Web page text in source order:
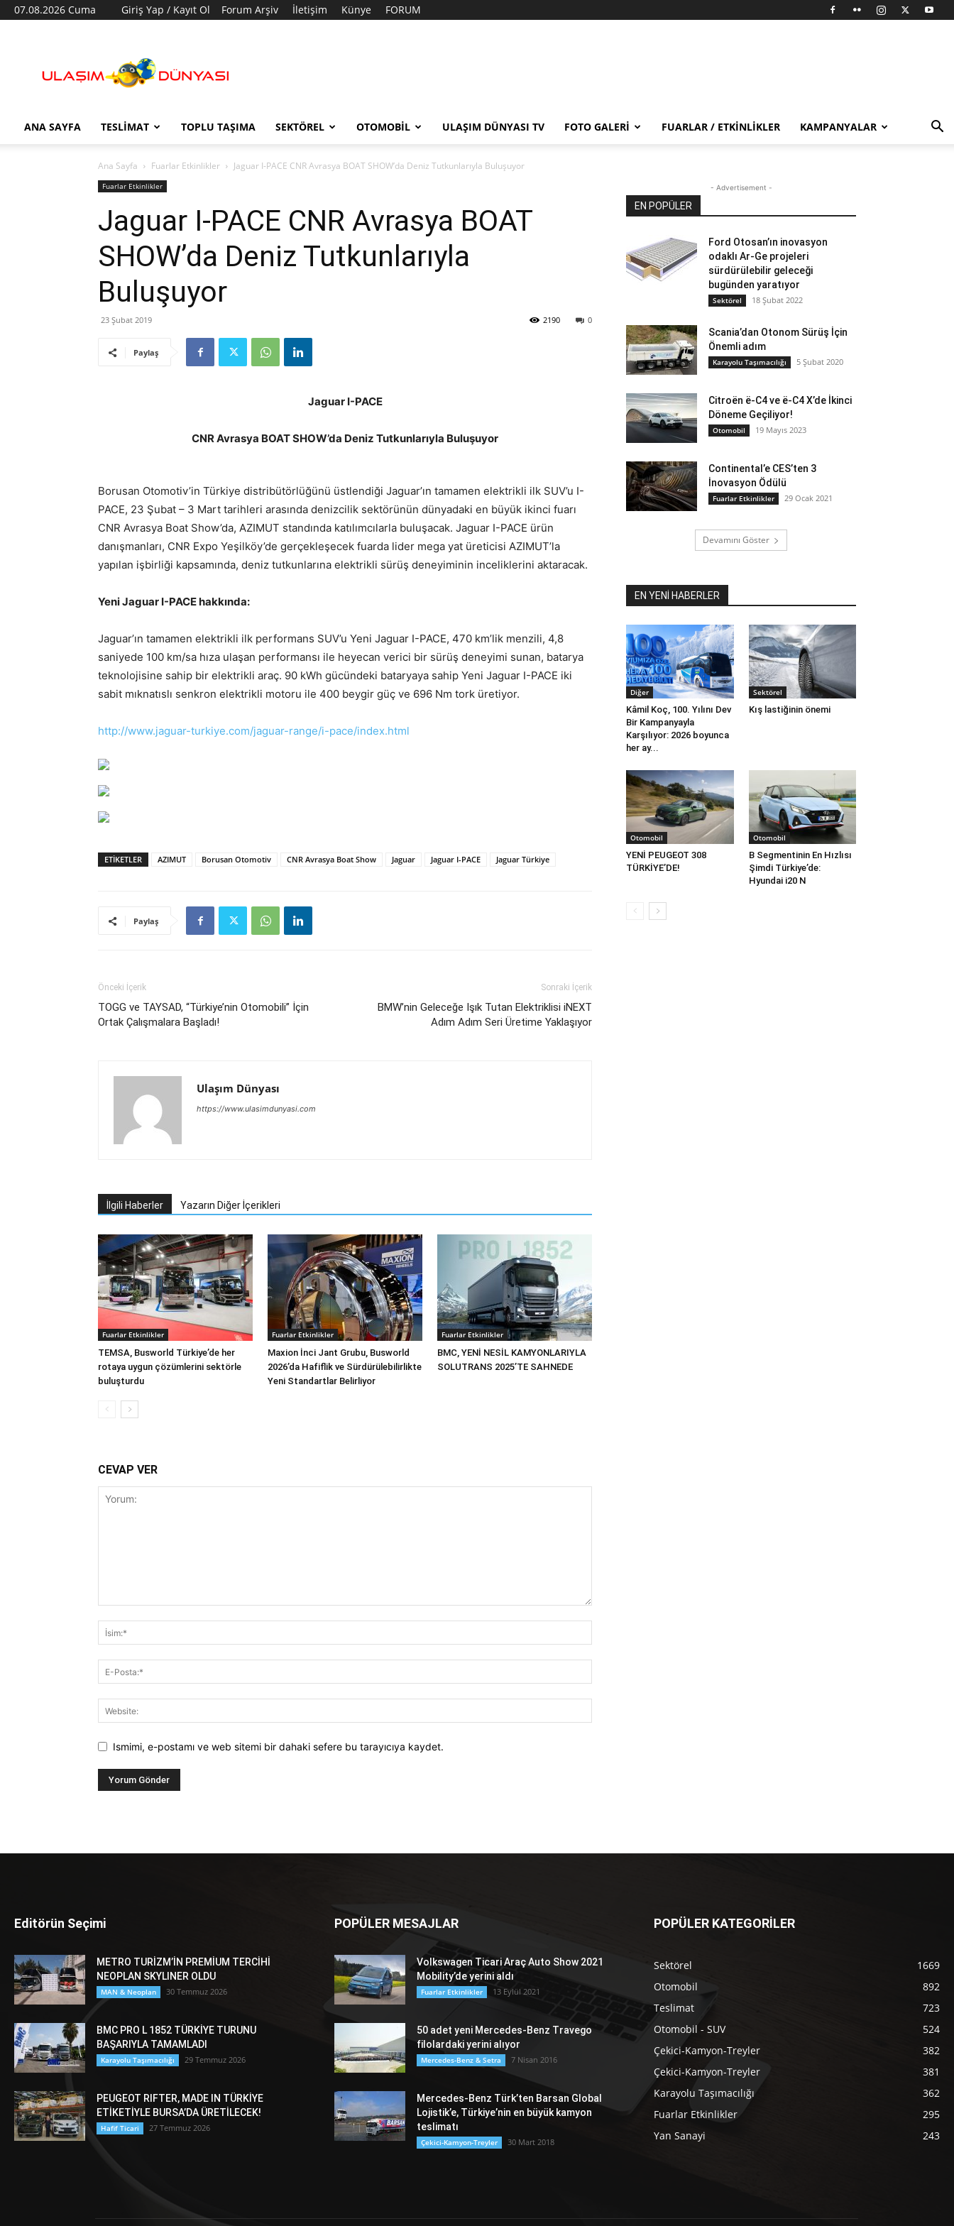
07.08.2026 Cuma Giriş Yap / Kayıt Ol Forum Arşiv İletişim Künye FORUM
Dünyası
ANA SAYFA TESLIMAT TOPLU TAŞIMA SEKTÖREL OTOMOBIL ULAŞIM DÜNYASI TV FOTO GALERI FUARLAR / ETKINLIKLER KAMPANYALAR
Ana Sayfa Fuarlar Etkinlikler Jaguar I-PACE CNR Avrasya BOAT SHOW’da Deniz Tutkunlarıyla Buluşuyor
Fuarlar Etkinlikler
Jaguar I-PACE CNR Avrasya BOAT
SHOW’da Deniz Tutkunlarıyla
Buluşuyor
23 Şubat 2019 0
2190
Paylaş
Jaguar I-PACE
CNR Avrasya BOAT SHOW’da Deniz Tutkunlarıyla Buluşuyor
Borusan Otomotiv’in Türkiye distribütörlüğünü üstlendiği Jaguar’ın tamamen elektrikli ilk SUV’u I-
PACE, 23 Şubat – 3 Mart tarihleri arasında denizcilik sektörünün dünyadaki en büyük ikinci fuarı
CNR Avrasya Boat Show’da, AZIMUT standında katılımcılarla buluşacak. Jaguar I-PACE ürün
danışmanları, CNR Expo Yeşilköy’de gerçekleşecek fuarda lider mega yat üreticisi AZIMUT’la
yapılan işbirliği kapsamında, deniz tutkunlarına elektrikli sürüş deneyiminin inceliklerini aktaracak.
Yeni Jaguar I-PACE hakkında:
Jaguar’ın tamamen elektrikli ilk performans SUV’u Yeni Jaguar I-PACE, 470 km’lik menzili, 4,8
saniyede 100 km/sa hıza ulaşan performansı ile heyecan verici bir sürüş deneyimi sunan, batarya
teknolojisine sahip bir elektrikli araç. 90 kWh gücündeki bataryaya sahip Yeni Jaguar I-PACE iki
sabit mıknatıslı senkron elektrikli motoru ile 400 beygir güç ve 696 Nm tork üretiyor.
http://www.jaguar-turkiye.com/jaguar-range/i-pace/index.html
ETIKETLER AZIMUT Borusan Otomotiv CNR Avrasya Boat Show Jaguar Jaguar I-PACE Jaguar Türkiye
Paylaş
Önceki İçerik
TOGG ve TAYSAD, “Türkiye’nin Otomobili” İçin
Ortak Çalışmalara Başladı!
Sonraki İçerik
BMW’nin Geleceğe Işık Tutan Elektriklisi iNEXT
Adım Adım Seri Üretime Yaklaşıyor
Ulaşım Dünyası
https://www.ulasimdunyasi.com
İlgili Haberler Yazarın Diğer İçerikleri
Fuarlar Etkinlikler
TEMSA, Busworld Türkiye’de her
rotaya uygun çözümlerini sektörle
buluşturdu
Fuarlar Etkinlikler
Maxion İnci Jant Grubu, Busworld
2026’da Hafiflik ve Sürdürülebilirlikte
Yeni Standartlar Belirliyor
Fuarlar Etkinlikler
BMC, YENİ NESİL KAMYONLARIYLA
SOLUTRANS 2025’TE SAHNEDE
CEVAP VER
Ismimi, e-postamı ve web sitemi bir dahaki sefere bu tarayıcıya kaydet.
- Advertisement -
EN POPÜLER
Ford Otosan’ın inovasyon
odaklı Ar-Ge projeleri
sürdürülebilir geleceği
bugünden yaratıyor
Sektörel 18 Şubat 2022
Scania’dan Otonom Sürüş İçin
Önemli adım
Karayolu Taşımacılığı 5 Şubat 2020
Citroën ë-C4 ve ë-C4 X’de İkinci
Döneme Geçiliyor!
Otomobil 19 Mayıs 2023
Continental’e CES’ten 3
İnovasyon Ödülü
Fuarlar Etkinlikler 29 Ocak 2021
Devamını Göster
EN YENİ HABERLER
Diğer
Kâmil Koç, 100. Yılını Dev
Bir Kampanyayla
Karşılıyor: 2026 boyunca
her ay...
Sektörel
Kış lastiğinin önemi
Otomobil
YENİ PEUGEOT 308
TÜRKİYE’DE!
Otomobil
B Segmentinin En Hızlısı
Şimdi Türkiye’de:
Hyundai i20 N
Editörün Seçimi
METRO TURİZM’İN PREMİUM TERCİHİ
NEOPLAN SKYLINER OLDU
MAN & Neoplan 30 Temmuz 2026
BMC PRO L 1852 TÜRKİYE TURUNU
BAŞARIYLA TAMAMLADI
Karayolu Taşımacılığı 29 Temmuz 2026
PEUGEOT RIFTER, MADE IN TÜRKİYE
ETİKETİYLE BURSA’DA ÜRETİLECEK!
Hafif Ticari 27 Temmuz 2026
POPÜLER MESAJLAR
Volkswagen Ticari Araç Auto Show 2021
Mobility’de yerini aldı
Fuarlar Etkinlikler 13 Eylül 2021
50 adet yeni Mercedes-Benz Travego
filolardaki yerini alıyor
Mercedes-Benz & Setra 7 Nisan 2016
Mercedes-Benz Türk’ten Barsan Global
Lojistik’e, Türkiye’nin en büyük kamyon
teslimatı
Çekici-Kamyon-Treyler 30 Mart 2018
POPÜLER KATEGORİLER
Sektörel
1669
Otomobil
892
Teslimat
723
Otomobil - SUV
524
Çekici-Kamyon-Treyler
382
Çekici-Kamyon-Treyler
381
Karayolu Taşımacılığı
362
Fuarlar Etkinlikler
295
Yan Sanayi
243